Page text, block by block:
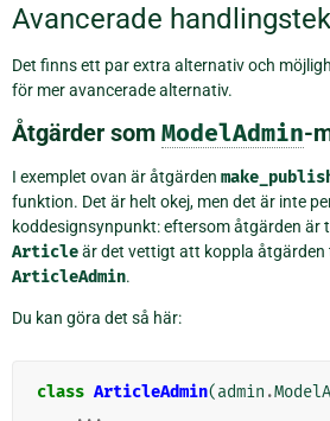
Avancerade
Det finns ett par extra alternativ och
för mer avancerade alternativ.
Åtgärder som ModelAdmin-
I exemplet ovan är åtgärden
funktion. Det är helt okej, men det är inte
koddesignsynpunkt: eftersom åtgärden är
Articleär det vettigt att koppla åtgärden
ArticleAdmin.
Du kan göra det så här:
class ArticleAdmin(admin .
...